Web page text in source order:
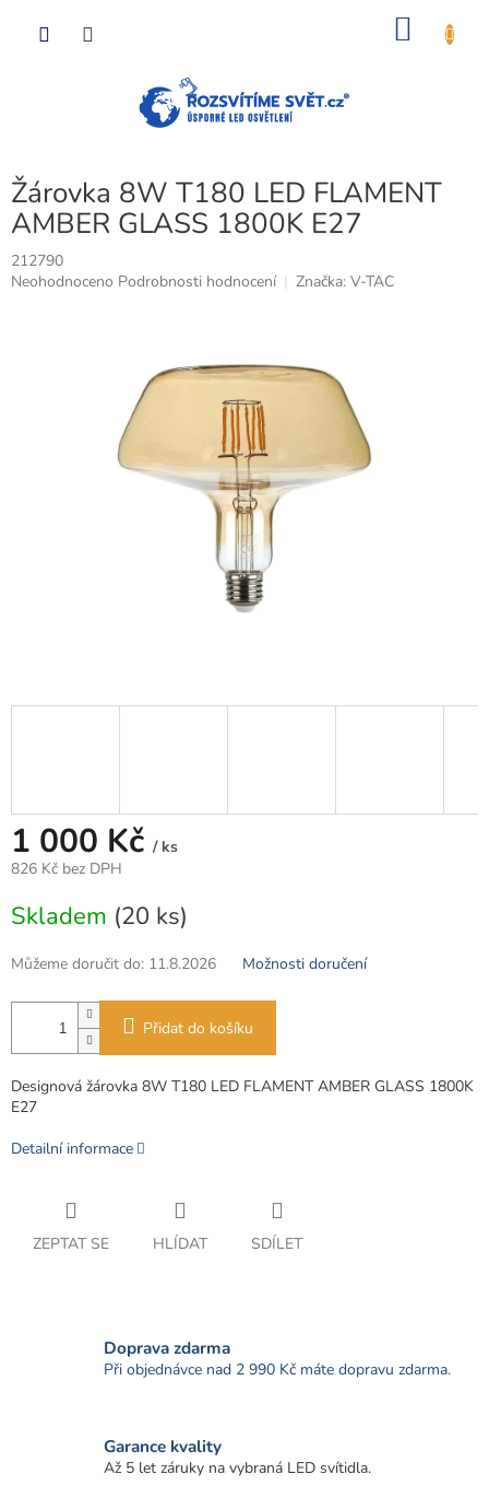
Žárovka 8W T180 LED FLAMENT
AMBER GLASS 1800K E27
212790
Průměrné
Neohodnoceno Podrobnosti hodnocení Značka: V-TAC
1 000 Kč / ks
826 Kč bez DPH
cena:
Skladem (20 ks)
Můžeme doručit do: 11.8.2026 Možnosti doručení
Přidat do košíku
Designová žárovka 8W T180 LED FLAMENT AMBER GLASS 1800K
E27
Detailní informace
ZEPTAT SE HLÍDAT SDÍLET
Doprava zdarma
Při objednávce nad 2 990 Kč máte dopravu zdarma.
Garance kvality
Až 5 let záruky na vybraná LED svítidla.